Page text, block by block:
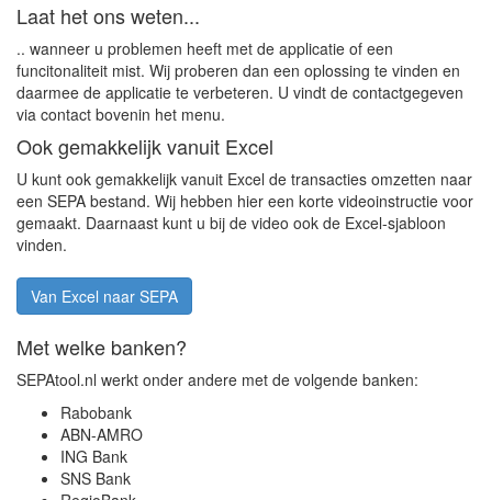
Laat het ons weten...
.. wanneer u problemen heeft met de applicatie of een
funcitonaliteit mist. Wij proberen dan een oplossing te vinden en
daarmee de applicatie te verbeteren. U vindt de contactgegeven
via contact bovenin het menu.
Ook gemakkelijk vanuit Excel
U kunt ook gemakkelijk vanuit Excel de transacties omzetten naar
een SEPA bestand. Wij hebben hier een korte videoinstructie voor
gemaakt. Daarnaast kunt u bij de video ook de Excel-sjabloon
vinden.
Van Excel naar SEPA
Met welke banken?
SEPAtool.nl werkt onder andere met de volgende banken:
Rabobank
ABN-AMRO
ING Bank
SNS Bank